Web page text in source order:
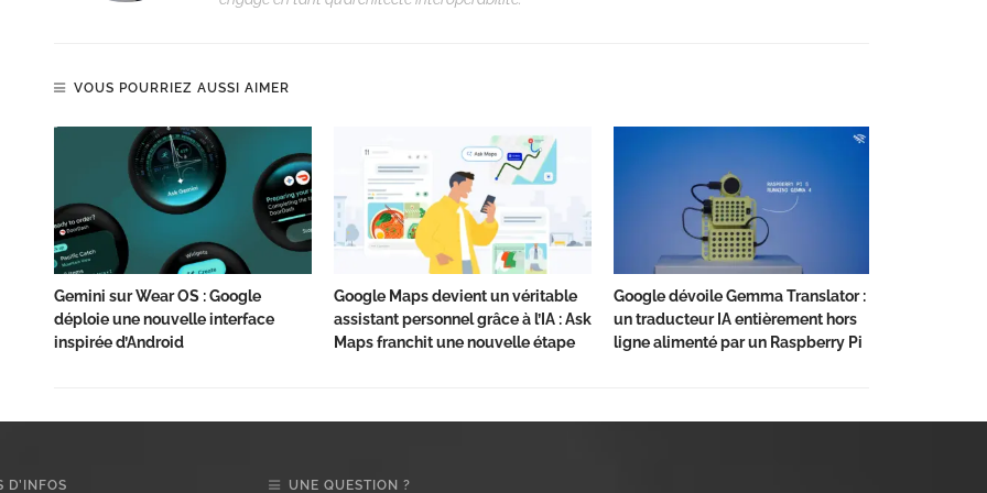
VOUS POURRIEZ AUSSI AIMER
Gemini sur Wear OS : Google
déploie une nouvelle interface
inspirée d’Android
Google Maps devient un véritable
assistant personnel grâce à l’IA : Ask
Maps franchit une nouvelle étape
Google dévoile Gemma Translator :
un traducteur IA entièrement hors
ligne alimenté par un Raspberry Pi
D’INFOS UNE QUESTION ?